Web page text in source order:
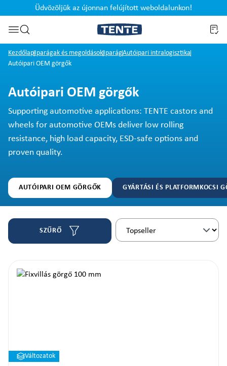
Ugrás a kereséshez
Üdvözöljük az újonnan felújított weboldalunkon!
KezdőlapIparágak és megoldásokIparágAutóipari intralogisztika
Autóipari OEM görgők
Autóipari OEM görgők
Supporting automotive applications: TENTE castors and
wheels for automotive OEMs deliver low rolling
resistance, high load capacity, ESD-safe options and
proven quality.
AUTÓIPARI OEM GÖRGŐK GYÁRTÁSI ÉS PLATFORMKOCSI
SZŰRŐ
Változatok